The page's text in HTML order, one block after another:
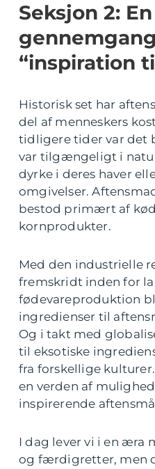
Seksjon 2:
“inspiration
Historisk set har
del af menneskers
tidligere tider var det
var tilgængeligt i
dyrke i deres haver
omgivelser.
bestod primært af
kornprodukter.
Med den industrielle
fremskridt inden for
fødevareproduktion
ingredienser til
Og i takt med
til eksotiske
fra forskellige
en verden af
inspirerende
I dag lever vi i en æra
og færdigretter, men